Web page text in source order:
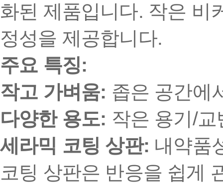
화된 제품입니다. 작은 비
정성을 제공합니다.
주요 특징:
작고 가벼움: 좁은 공간에
다양한 용도: 작은 용기/
세라믹 코팅 상판: 내약품
코팅 상판은 반응을 쉽게